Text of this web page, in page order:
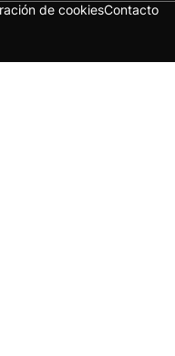
de cookiesContacto